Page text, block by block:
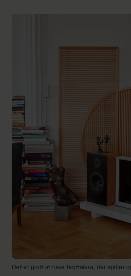
Det er godt at have højttalere, der spiller